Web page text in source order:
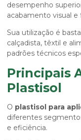
desempenho
acabamento visual e
Sua utilização é
calçadista, têxtil e
padrões técnicos
Principais
Plastisol
O plastisol para
diferentes
e eficiência.